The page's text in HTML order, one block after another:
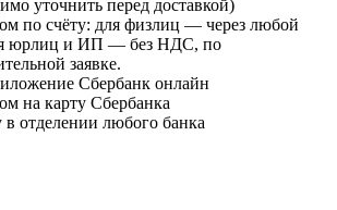
уточнить перед доставкой)
по счёту: для физлиц — через любой
юрлиц и ИП — без НДС, по
заявке.
Сбербанк онлайн
на карту Сбербанка
в отделении любого банка